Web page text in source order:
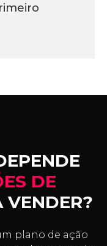
DE
VENDER?
plano de ação